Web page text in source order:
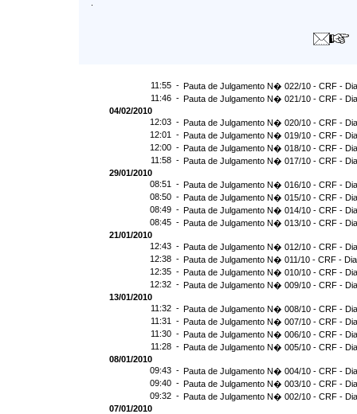
11:55 - Pauta de Julgamento N� 022/10 - CRF -
11:46 - Pauta de Julgamento N� 021/10 - CRF -
04/02/2010
12:03 - Pauta de Julgamento N� 020/10 - CRF -
12:01 - Pauta de Julgamento N� 019/10 - CRF -
12:00 - Pauta de Julgamento N� 018/10 - CRF -
11:58 - Pauta de Julgamento N� 017/10 - CRF -
29/01/2010
08:51 - Pauta de Julgamento N� 016/10 - CRF -
08:50 - Pauta de Julgamento N� 015/10 - CRF -
08:49 - Pauta de Julgamento N� 014/10 - CRF -
08:45 - Pauta de Julgamento N� 013/10 - CRF -
21/01/2010
12:43 - Pauta de Julgamento N� 012/10 - CRF -
12:38 - Pauta de Julgamento N� 011/10 - CRF -
12:35 - Pauta de Julgamento N� 010/10 - CRF -
12:32 - Pauta de Julgamento N� 009/10 - CRF -
13/01/2010
11:32 - Pauta de Julgamento N� 008/10 - CRF -
11:31 - Pauta de Julgamento N� 007/10 - CRF -
11:30 - Pauta de Julgamento N� 006/10 - CRF -
11:28 - Pauta de Julgamento N� 005/10 - CRF -
08/01/2010
09:43 - Pauta de Julgamento N� 004/10 - CRF -
09:40 - Pauta de Julgamento N� 003/10 - CRF -
09:32 - Pauta de Julgamento N� 002/10 - CRF -
07/01/2010